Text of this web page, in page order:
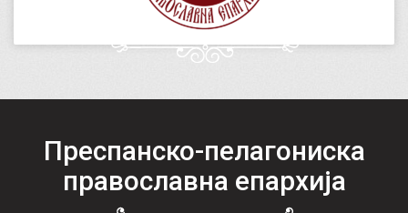
Преспанско-пелагониска
православна епархија